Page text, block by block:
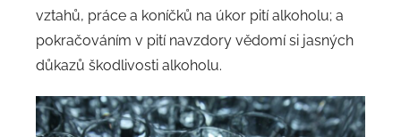
vztahů, práce a koníčků na úkor pití alkoholu; a
pokračováním v pití navzdory vědomí si jasných
důkazů škodlivosti alkoholu.